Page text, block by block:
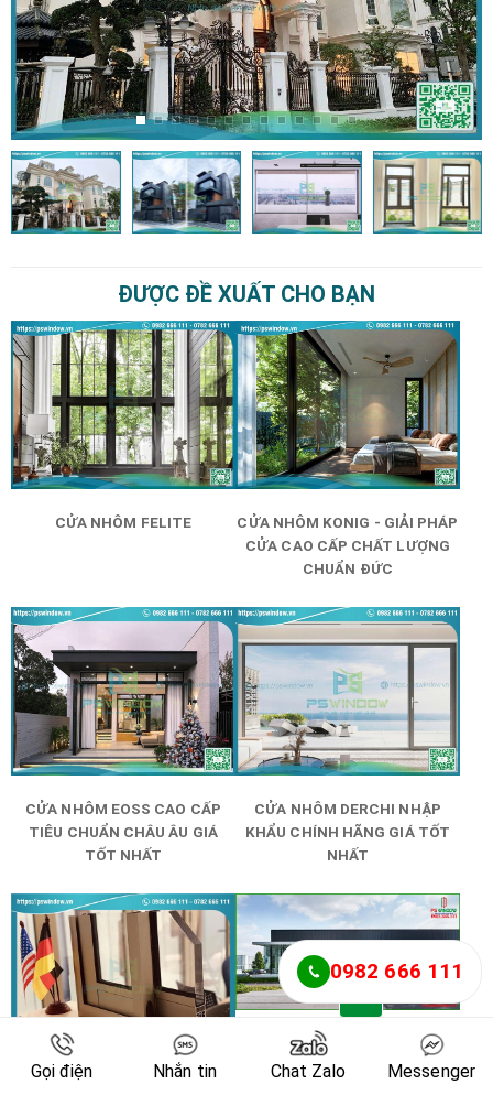
ĐƯỢC ĐỀ XUẤT CHO BẠN
CỬA NHÔM FELITE
CỬA NHÔM KONIG - GIẢI PHÁP
CỬA CAO CẤP CHẤT LƯỢNG
CHUẨN ĐỨC
CỬA NHÔM EOSS CAO CẤP
TIÊU CHUẨN CHÂU ÂU GIÁ
TỐT NHẤT
CỬA NHÔM DERCHI NHẬP
KHẨU CHÍNH HÃNG GIÁ TỐT
NHẤT
NHÔM CAO CẤP SCHÜCO
Gọi điện Nhắn tin Chat Zalo Messenger
0982 666 111